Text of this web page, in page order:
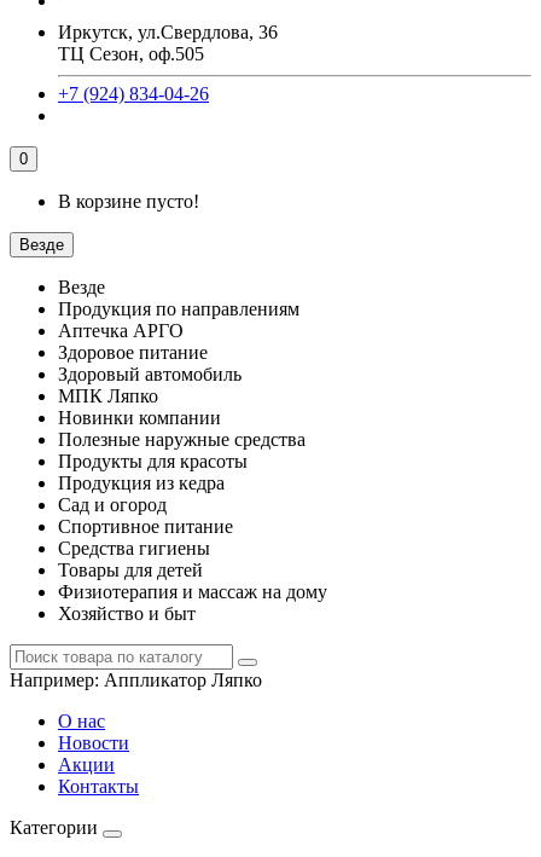
Иркутск, ул.Свердлова, 36
ТЦ Сезон, оф.505
+7 (924) 834-04-26
0
В корзине пусто!
Везде
Везде
Продукция по направлениям
Аптечка АРГО
Здоровое питание
Здоровый автомобиль
МПК Ляпко
Новинки компании
Полезные наружные средства
Продукты для красоты
Продукция из кедра
Сад и огород
Спортивное питание
Средства гигиены
Товары для детей
Физиотерапия и массаж на дому
Хозяйство и быт
Например: Аппликатор Ляпко
О нас
Новости
Акции
Контакты
Категории